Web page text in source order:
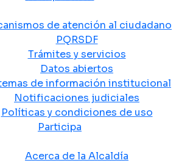
de atención al ciudadano
PQRSDF
Trámites y servicios
Datos abiertos
de información institucional
Notificaciones judiciales
Políticas y condiciones de uso
Participa
Acerca de la Alcaldía